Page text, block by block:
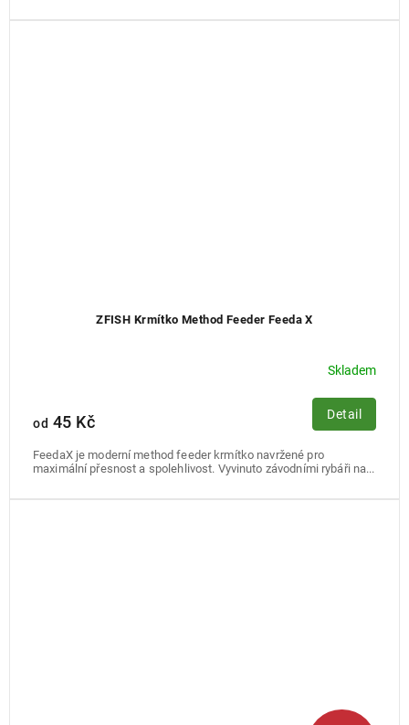
ZFISH Krmítko Method Feeder Feeda X
Skladem
od 45 Kč Detail
FeedaX je moderní method feeder krmítko navržené pro
maximální přesnost a spolehlivost. Vyvinuto závodními rybáři na...